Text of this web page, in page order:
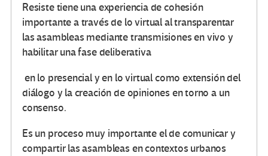
Resiste tiene una experiencia de cohesión
importante a través de lo virtual al transparentar
las asambleas mediante transmisiones en vivo y
habilitar una fase deliberativa
en lo presencial y en lo virtual como extensión del
diálogo y la creación de opiniones en torno a un
consenso.
Es un proceso muy importante el de comunicar y
compartir las asambleas en contextos urbanos